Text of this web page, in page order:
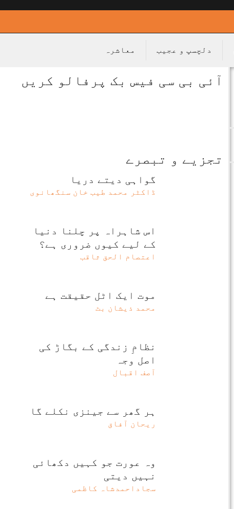
دلچسپ و عجیب معاشرہ
آئی بی سی فیس بک پرفالو کریں
تجزیے و تبصرے
گواہی دیتے دریا
ڈاکٹر محمد طیب خان سنگھانوی
اس شاہراہ پر چلنا دنیا
کے لیے کیوں ضروری ہے؟
اعتصام الحق ثاقب
موت ایک اٹل حقیقت ہے
محمد ذیشان بٹ
نظامِ زندگی کے بگاڑ کی
اصل وجہ
آصف اقبال
ہر گھر سے جینزی نکلے گا
ریحان آفاق
وہ عورت جو کہیں دکھائی
نہیں دیتی
سجاداحمدشاہ کاظمی